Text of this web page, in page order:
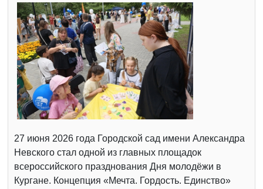
27 июня 2026 года Городской сад имени Александра
Невского стал одной из главных площадок
всероссийского празднования Дня молодёжи в
Кургане. Концепция «Мечта. Гордость. Единство»